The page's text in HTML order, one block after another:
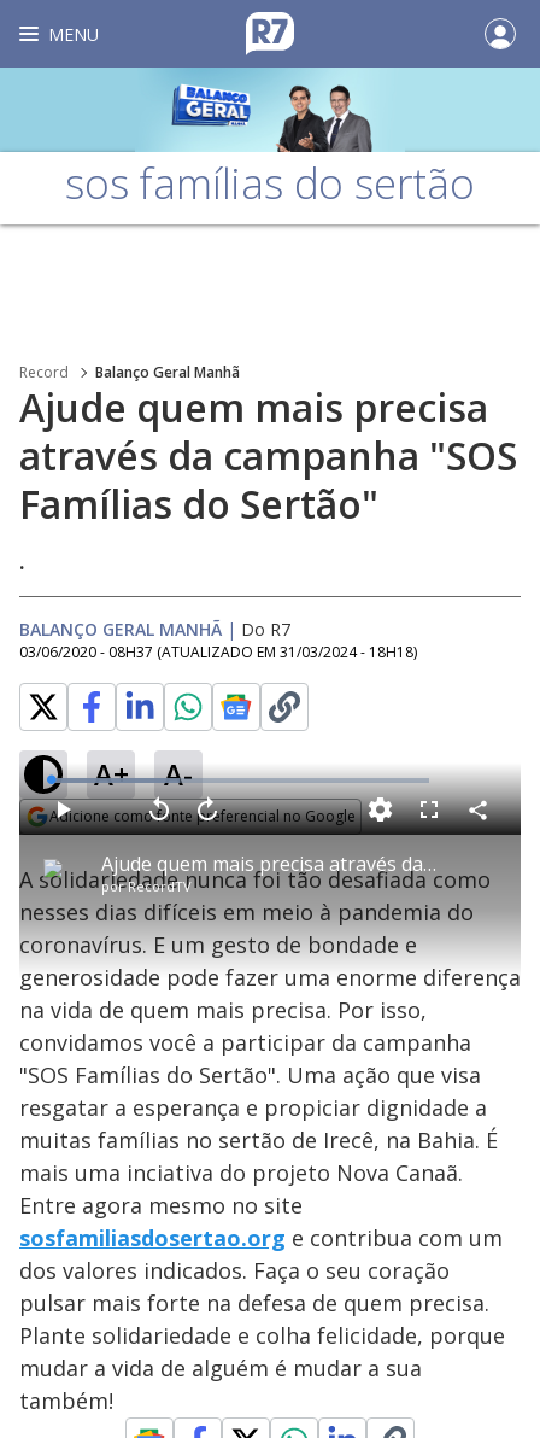
MENU
sos famílias do sertão
Record Balanço Geral Manhã
Ajude quem mais precisa
através da campanha "SOS
Famílias do Sertão"
.
BALANÇO GERAL MANHÃ | Do R7
03/06/2020 - 08H37 (ATUALIZADO EM 31/03/2024 - 18H18)
A+ A-
Adicione como fonte preferencial no Google
P
l
a
y
V
i
d
e
Ajude quem mais precisa através da campanha "SOS Famílias do Sertão"
porRecordTV
P V
t
a
r
1
0
e
g
s
A
n
ç
a
r
e
u
n
o
s
M
u
d
o
L
o
a
d
e
:
3
4
.
1
5
F
l
e
C
o
a
r
A solidariedade nunca foi tão desafiada como
nesses dias difíceis em meio à pandemia do
coronavírus. E um gesto de bondade e
generosidade pode fazer uma enorme diferença
na vida de quem mais precisa. Por isso,
convidamos você a participar da campanha
"SOS Famílias do Sertão". Uma ação que visa
resgatar a esperança e propiciar dignidade a
muitas famílias no sertão de Irecê, na Bahia. É
mais uma inciativa do projeto Nova Canaã.
Entre agora mesmo no site
sosfamiliasdosertao.org e contribua com um
dos valores indicados. Faça o seu coração
pulsar mais forte na defesa de quem precisa.
Plante solidariedade e colha felicidade, porque
mudar a vida de alguém é mudar a sua
também!